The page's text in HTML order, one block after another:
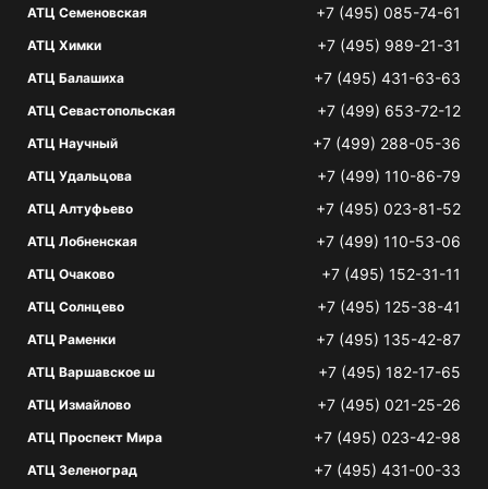
АТЦ Семеновская +7 (495) 085-74-61
АТЦ Химки +7 (495) 989-21-31
АТЦ Балашиха +7 (495) 431-63-63
АТЦ Севастопольская +7 (499) 653-72-12
АТЦ Научный +7 (499) 288-05-36
АТЦ Удальцова +7 (499) 110-86-79
АТЦ Алтуфьево +7 (495) 023-81-52
АТЦ Лобненская +7 (499) 110-53-06
АТЦ Очаково +7 (495) 152-31-11
АТЦ Солнцево +7 (495) 125-38-41
АТЦ Раменки +7 (495) 135-42-87
АТЦ Варшавское ш +7 (495) 182-17-65
АТЦ Измайлово +7 (495) 021-25-26
АТЦ Проспект Мира +7 (495) 023-42-98
АТЦ Зеленоград +7 (495) 431-00-33